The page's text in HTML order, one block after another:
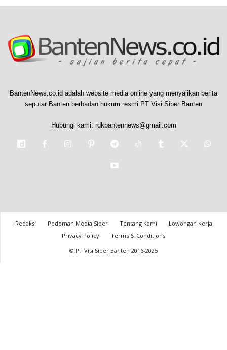
BantenNews.co.id adalah website media online yang menyajikan berita
seputar Banten berbadan hukum resmi PT Visi Siber Banten
Hubungi kami: rdkbantennews@gmail.com
Redaksi Pedoman Media Siber Tentang Kami
Lowongan Kerja
Privacy Policy
Terms & Conditions
© PT Visi Siber Banten 2016-2025